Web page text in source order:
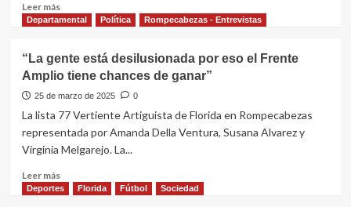
centro
ciudad
Leer másLeer
más
queremos
volver
a
poner
el
centro
la
discusión
Departamental Política Rompecabezas - Entrevistas
“La gente está desilusionada por eso el Frente
Amplio tiene chances de ganar”
25 de marzo de 2025 0
La lista 77 Vertiente Artiguista de Florida en Rompecabezas
representada por Amanda Della Ventura, Susana Alvarez y
Virginia Melgarejo. La...
Leer másLeer
más
Deportes Florida Fútbol Sociedad